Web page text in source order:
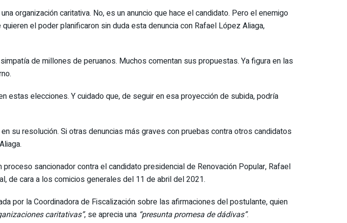
organización caritativa. No, es un anuncio que hace el candidato. Pero el enemigo
el poder planificaron sin duda esta denuncia con Rafael López Aliaga,
de millones de peruanos. Muchos comentan sus propuestas. Ya figura en las
elecciones. Y cuidado que, de seguir en esa proyección de subida, podría
su resolución. Si otras denuncias más graves con pruebas contra otros candidatos
sancionador contra el candidato presidencial de Renovación Popular, Rafael
de cara a los comicios generales del 11 de abril del 2021.
por la Coordinadora de Fiscalización sobre las afirmaciones del postulante, quien
caritativas”, se aprecia una “presunta promesa de dádivas”.